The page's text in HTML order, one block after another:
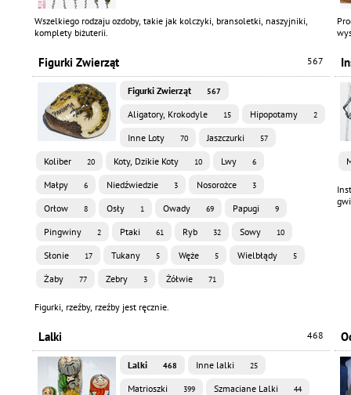
Wszelkiego rodzaju ozdoby, takie jak kolczyki, bransoletki, naszyjniki,
komplety biżuterii.
Figurki Zwierząt 567
Figurki Zwierząt 567
Aligatory, Krokodyle 15 Hipopotamy 2
Inne Loty 70 Jaszczurki 57
Koliber 20 Koty, Dzikie Koty 10 Lwy 6
Małpy 6 Niedźwiedzie 3 Nosorożce 3
Orłow 8 Osły 1 Owady 69 Papugi 9
Pingwiny 2 Ptaki 61 Ryb 32 Sowy 10
Słonie 17 Tukany 5 Węże 5 Wielbłądy 5
Żaby 77 Zebry 3 Żółwie 71
Figurki, rzeźby, rzeźby jest ręcznie.
Lalki 468
Lalki 468 Inne lalki 25
Matrioszki 399 Szmaciane Lalki 44